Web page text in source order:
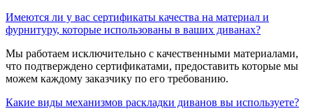
Имеются ли у вас сертификаты качества на материал и
фурнитуру, которые использованы в ваших диванах?
Мы работаем исключительно с качественными материалами,
что подтверждено сертификатами, предоставить которые мы
можем каждому заказчику по его требованию.
Какие виды механизмов раскладки диванов вы используете?